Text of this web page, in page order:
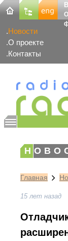
Новости
О проекте
Контакты
Главная
15 лет назад